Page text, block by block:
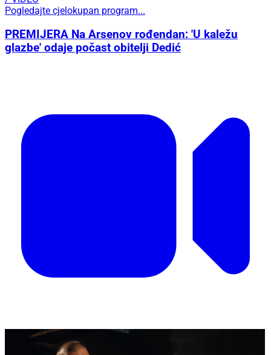
Pogledajte cjelokupan program...
PREMIJERA Na Arsenov rođendan: 'U kaležu
glazbe' odaje počast obitelji Dedić